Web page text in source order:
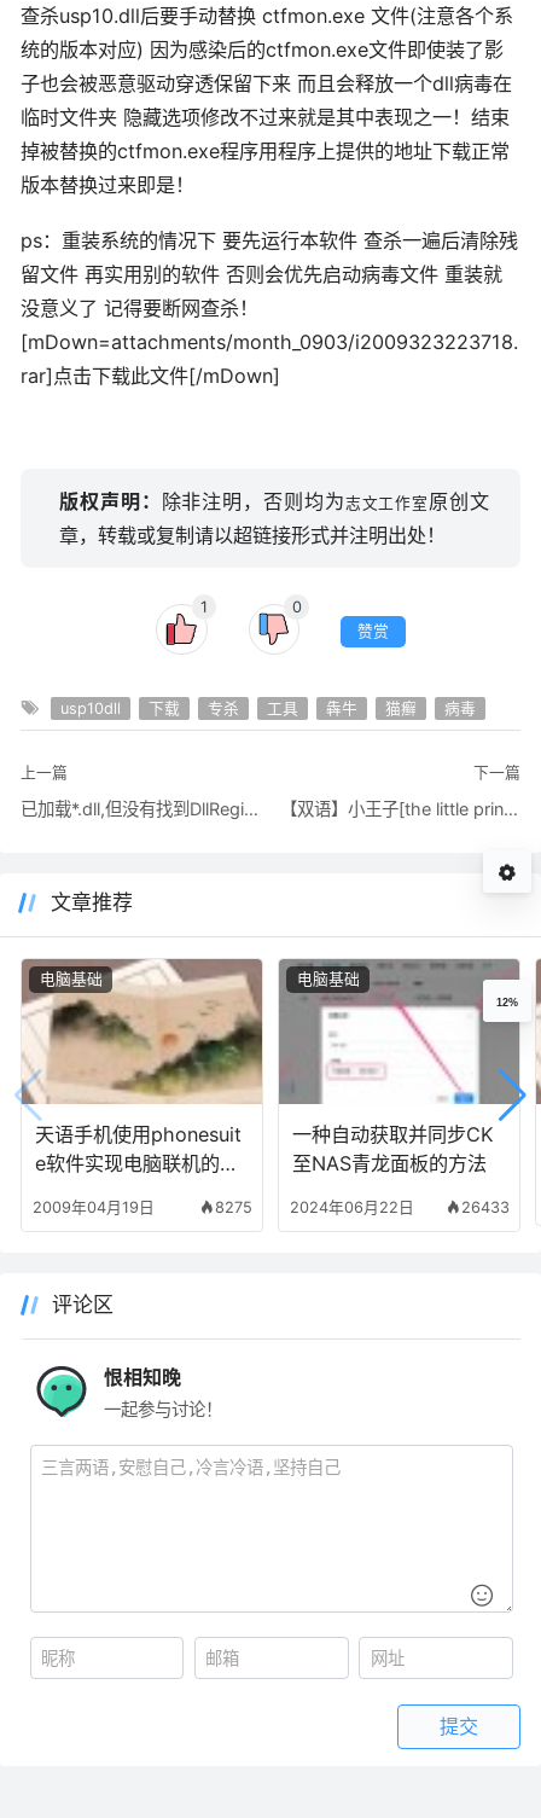
查杀usp10.dll后要手动替换 ctfmon.exe 文件(注意各个系
统的版本对应) 因为感染后的ctfmon.exe文件即使装了影
子也会被恶意驱动穿透保留下来 而且会释放一个dll病毒在
临时文件夹 隐藏选项修改不过来就是其中表现之一！结束
掉被替换的ctfmon.exe程序用程序上提供的地址下载正常
版本替换过来即是！
ps：重装系统的情况下 要先运行本软件 查杀一遍后清除残
留文件 再实用别的软件 否则会优先启动病毒文件 重装就
没意义了 记得要断网查杀！
[mDown=attachments/month_0903/i2009323223718.
rar]点击下载此文件[/mDown]
版权声明： 除非注明，否则均为志文工作室 原创文
章，转载或复制请以超链接形式并注明出处！
1
0
赞赏
usp10dll 下载 专杀 工具 犇牛 猫癣 病毒
上一篇
已加载*.dll,但没有找到DllRegister server输入点 错误
下一篇
【双语】小王子[the little prince]10-12章
文章推荐
天语手机使用phonesuit
e软件实现电脑联机的方
的问题
2009年04月19日 8275
电脑基础
一种自动获取并同步CK
至NAS青龙面板的方法
2024年06月22日 26433
电脑基础
评论区
恨相知晚
一起参与讨论！
提交
12%